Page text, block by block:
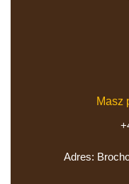
Masz
Adres: